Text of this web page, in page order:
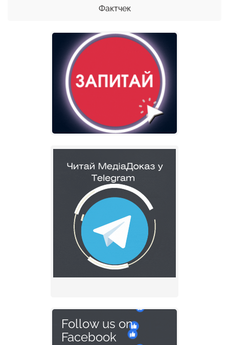
Фактчек
Follow us on
Facebook